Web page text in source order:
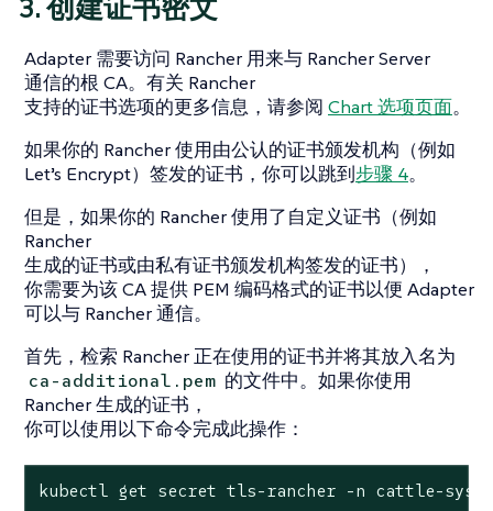
3. 创建证书密文
Adapter 需要访问 Rancher 用来与 Rancher Server
通信的根 CA。有关 Rancher
支持的证书选项的更多信息，请参阅 Chart 选项页面。
如果你的 Rancher 使用由公认的证书颁发机构（例如
Let’s Encrypt）签发的证书，你可以跳到步骤 4。
但是，如果你的 Rancher 使用了自定义证书（例如
Rancher
生成的证书或由私有证书颁发机构签发的证书），
你需要为该 CA 提供 PEM 编码格式的证书以便 Adapter
可以与 Rancher 通信。
首先，检索 Rancher 正在使用的证书并将其放入名为
ca-additional.pem 的文件中。如果你使用
Rancher 生成的证书，
你可以使用以下命令完成此操作：
kubectl get secret tls-rancher -n cattle-